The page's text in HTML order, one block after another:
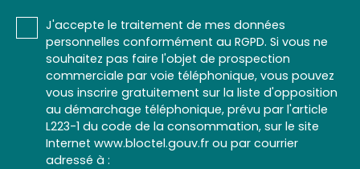
J'accepte le traitement de mes données
personnelles conformément au RGPD. Si vous ne
souhaitez pas faire l'objet de prospection
commerciale par voie téléphonique, vous pouvez
vous inscrire gratuitement sur la liste d'opposition
au démarchage téléphonique, prévu par l'article
L223-1 du code de la consommation, sur le site
Internet www.bloctel.gouv.fr ou par courrier
adressé à :